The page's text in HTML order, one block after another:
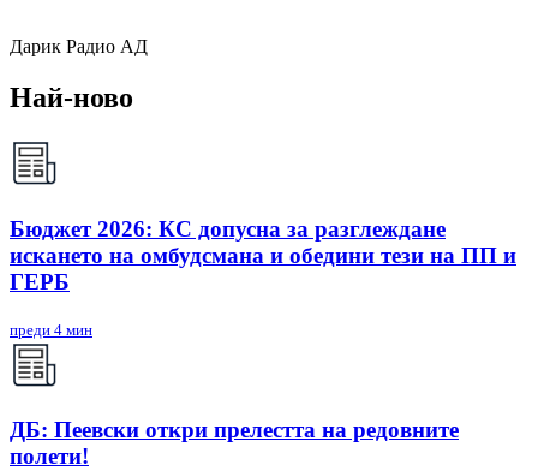
Дарик Радио АД
Най-ново
Бюджет 2026: КС допусна за разглеждане
искането на омбудсмана и обедини тези на ПП и
ГЕРБ
преди 4 мин
ДБ: Пеевски откри прелестта на редовните
полети!